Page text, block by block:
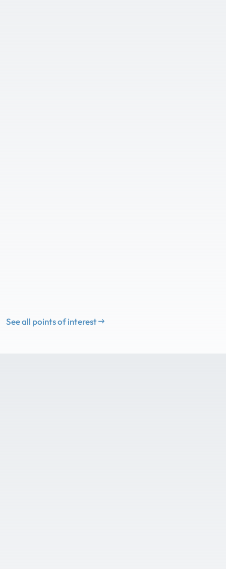
See all points of interest